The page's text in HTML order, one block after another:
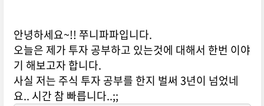
안녕하세요~!! 쭈니파파입니다.
오늘은 제가 투자 공부하고 있는것에 대해서 한번 이야
기 해보고자 합니다.
사실 저는 주식 투자 공부를 한지 벌써 3년이 넘었네
요.. 시간 참 빠릅니다..;;